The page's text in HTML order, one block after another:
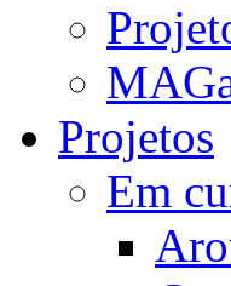
Projetos
Em